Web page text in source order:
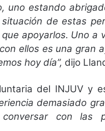
uno estando
de estas
apoyarlos. Uno
ellos es una
hoy día”, dijo
del INJUV y
demasiado
con las